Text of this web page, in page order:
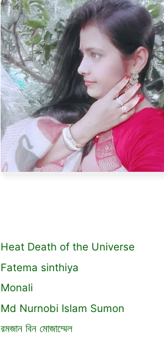
Heat Death of the Universe
Fatema sinthiya
Monali
Md Nurnobi Islam Sumon
রমজান বিন মোজাম্মেল